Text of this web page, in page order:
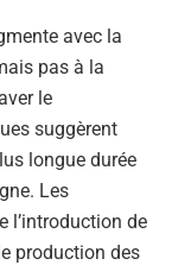
avec la
pas à la
le
suggèrent
longue durée
Les
l’introduction de
production des